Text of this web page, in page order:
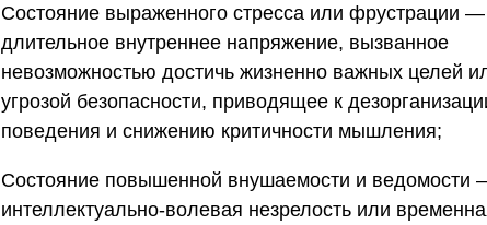
Состояние выраженного стресса или фрустрации —
длительное внутреннее напряжение, вызванное
невозможностью достичь жизненно важных целей
угрозой безопасности, приводящее к
поведения и снижению критичности мышления;
Состояние повышенной внушаемости и ведомости
интеллектуально-волевая незрелость или